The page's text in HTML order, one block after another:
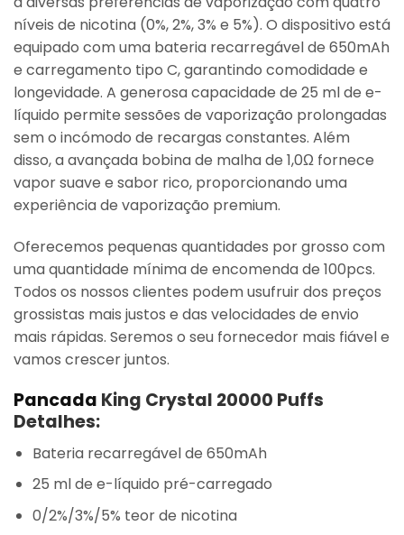
níveis de nicotina (0%, 2%, 3% e 5%). O dispositivo está
equipado com uma bateria recarregável de 650mAh
e carregamento tipo C, garantindo comodidade e
longevidade. A generosa capacidade de 25 ml de e-
líquido permite sessões de vaporização prolongadas
sem o incómodo de recargas constantes. Além
disso, a avançada bobina de malha de 1,0Ω fornece
vapor suave e sabor rico, proporcionando uma
experiência de vaporização premium.
Oferecemos pequenas quantidades por grosso com
uma quantidade mínima de encomenda de 100pcs.
Todos os nossos clientes podem usufruir dos preços
grossistas mais justos e das velocidades de envio
mais rápidas. Seremos o seu fornecedor mais fiável e
vamos crescer juntos.
Pancada King Crystal 20000 Puffs
Detalhes:
Bateria recarregável de 650mAh
25 ml de e-líquido pré-carregado
0/2%/3%/5% teor de nicotina